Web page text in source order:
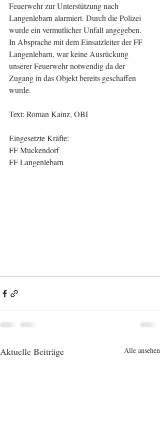
Feuerwehr zur Unterstützung nach
Langenlebarn alarmiert. Durch die Polizei
wurde ein vermutlicher Unfall angegeben.
In Absprache mit dem Einsatzleiter der FF
Langenlebarn, war keine Ausrückung
unserer Feuerwehr notwendig da der
Zugang in das Objekt bereits geschaffen
wurde.
Text: Roman Kainz, OBI
Eingesetzte Kräfte:
FF Muckendorf
FF Langenlebarn
Aktuelle Beiträge Alle ansehen